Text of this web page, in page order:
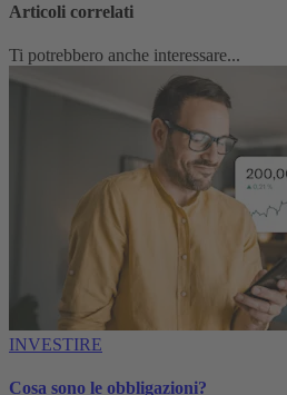
Articoli correlati
Ti potrebbero anche interessare...
INVESTIRE
Cosa sono le obbligazioni?